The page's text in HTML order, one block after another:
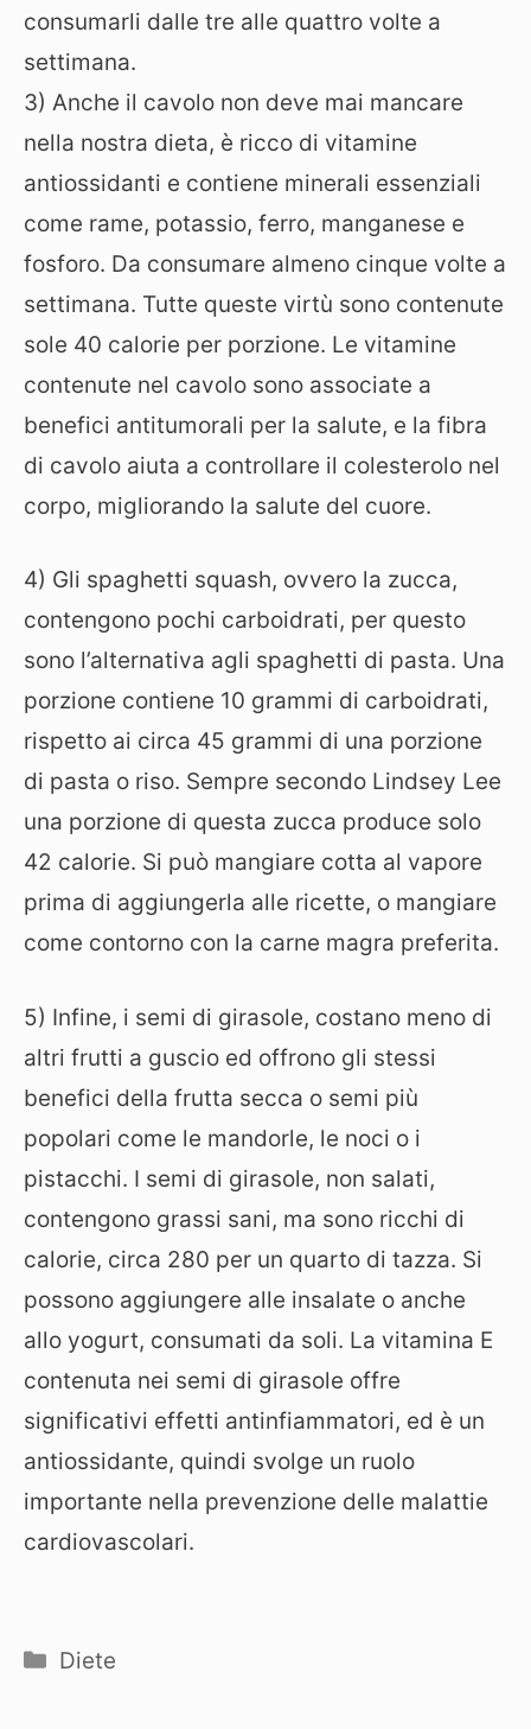
consumarli dalle tre alle quattro volte a
settimana.
3) Anche il cavolo non deve mai mancare
nella nostra dieta, è ricco di vitamine
antiossidanti e contiene minerali essenziali
come rame, potassio, ferro, manganese e
fosforo. Da consumare almeno cinque volte a
settimana. Tutte queste virtù sono contenute
sole 40 calorie per porzione. Le vitamine
contenute nel cavolo sono associate a
benefici antitumorali per la salute, e la fibra
di cavolo aiuta a controllare il colesterolo nel
corpo, migliorando la salute del cuore.
4) Gli spaghetti squash, ovvero la zucca,
contengono pochi carboidrati, per questo
sono l’alternativa agli spaghetti di pasta. Una
porzione contiene 10 grammi di carboidrati,
rispetto ai circa 45 grammi di una porzione
di pasta o riso. Sempre secondo Lindsey Lee
una porzione di questa zucca produce solo
42 calorie. Si può mangiare cotta al vapore
prima di aggiungerla alle ricette, o mangiare
come contorno con la carne magra preferita.
5) Infine, i semi di girasole, costano meno di
altri frutti a guscio ed offrono gli stessi
benefici della frutta secca o semi più
popolari come le mandorle, le noci o i
pistacchi. I semi di girasole, non salati,
contengono grassi sani, ma sono ricchi di
calorie, circa 280 per un quarto di tazza. Si
possono aggiungere alle insalate o anche
allo yogurt, consumati da soli. La vitamina E
contenuta nei semi di girasole offre
significativi effetti antinfiammatori, ed è un
antiossidante, quindi svolge un ruolo
importante nella prevenzione delle malattie
cardiovascolari.
Categorie
Diete